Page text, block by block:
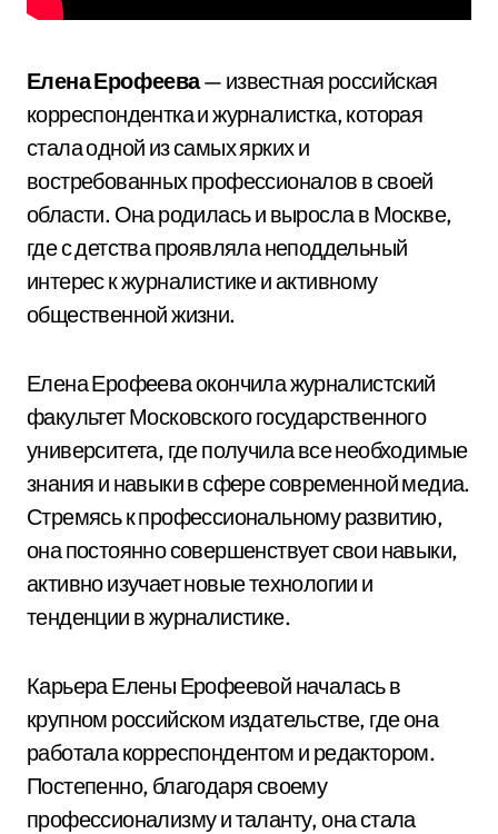
Елена Ерофеева— известная российская
корреспондентка и журналистка, которая
стала одной из самых ярких и
востребованных профессионалов в своей
области. Она родилась и выросла в Москве,
где с детства проявляла неподдельный
интерес к журналистике и активному
общественной жизни.
Елена Ерофеева окончила журналистский
факультет Московского государственного
университета, где получила все необходимые
знания и навыки в сфере современной медиа.
Стремясь к профессиональному развитию,
она постоянно совершенствует свои навыки,
активно изучает новые технологии и
тенденции в журналистике.
Карьера Елены Ерофеевой началась в
крупном российском издательстве, где она
работала корреспондентом и редактором.
Постепенно, благодаря своему
профессионализму и таланту, она стала